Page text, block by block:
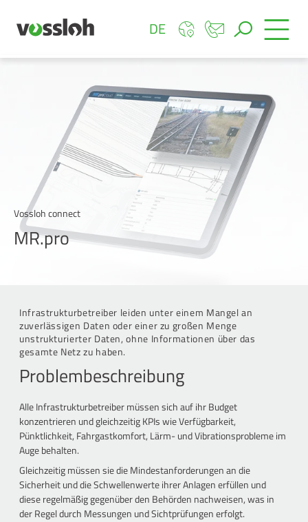
DE
Vossloh connect
MR.pro
Infrastrukturbetreiber leiden unter einem Mangel an
zuverlässigen Daten oder einer zu großen Menge
unstrukturierter Daten, ohne Informationen über das
gesamte Netz zu haben.
Problembeschreibung
Alle Infrastrukturbetreiber müssen sich auf ihr Budget
konzentrieren und gleichzeitig KPIs wie Verfügbarkeit,
Pünktlichkeit, Fahrgastkomfort, Lärm- und Vibrationsprobleme im
Auge behalten.
Gleichzeitig müssen sie die Mindestanforderungen an die
Sicherheit und die Schwellenwerte ihrer Anlagen erfüllen und
diese regelmäßig gegenüber den Behörden nachweisen, was in
der Regel durch Messungen und Sichtprüfungen erfolgt.